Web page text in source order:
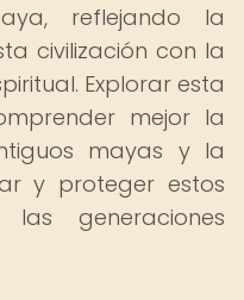
reflejando la
civilización con la
Explorar esta
mejor la
mayas y la
y proteger estos
generaciones